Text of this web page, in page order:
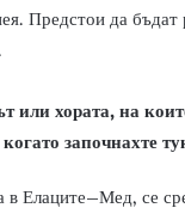
Предстои да бъдат
или хората, на
започнахте
в Елаците–Мед, се